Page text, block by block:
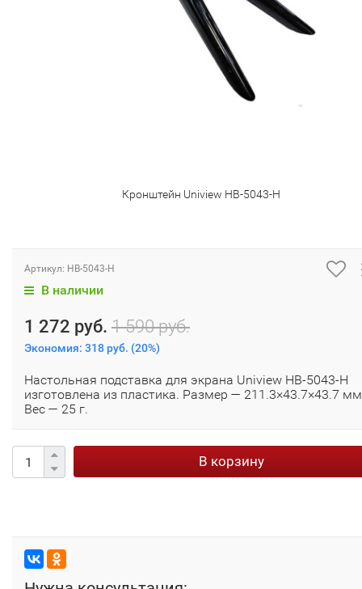
Кронштейн Uniview HB-5043-H
Артикул: HB-5043-H
В наличии
1 272 руб. 1 590 руб.
Экономия: 318 руб. (20%)
Настольная подставка для экрана Uniview HB-5043-H
изготовлена из пластика. Размер — 211.3×43.7×43.7
Вес — 25 г.
В корзину